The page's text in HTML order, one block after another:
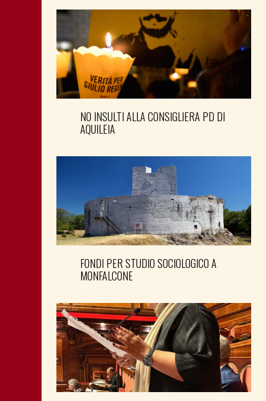
NO INSULTI ALLA CONSIGLIERA PD DI
AQUILEIA
FONDI PER STUDIO SOCIOLOGICO A
MONFALCONE